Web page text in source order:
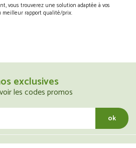
vous trouverez une solution adaptée à vos
meilleur rapport qualité/prix.
exclusives
les codes promos